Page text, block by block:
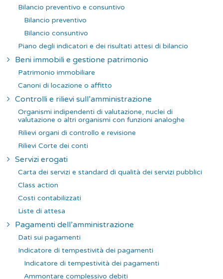
Bilancio preventivo e consuntivo
Bilancio preventivo
Bilancio consuntivo
Piano degli indicatori e dei risultati attesi di bilancio
Beni immobili e gestione patrimonio
Patrimonio immobiliare
Canoni di locazione o affitto
Controlli e rilievi sull’amministrazione
Organismi indipendenti di valutazione, nuclei di
valutazione o altri organismi con funzioni analoghe
Rilievi organi di controllo e revisione
Rilievi Corte dei conti
Servizi erogati
Carta dei servizi e standard di qualità dei servizi pubblici
Class action
Costi contabilizzati
Liste di attesa
Pagamenti dell’amministrazione
Dati sui pagamenti
Indicatore di tempestività dei pagamenti
Indicatore di tempestività dei pagamenti
Ammontare complessivo debiti